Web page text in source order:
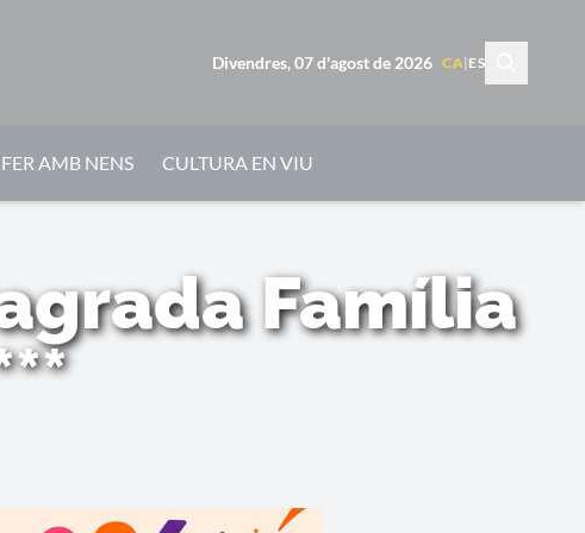
Divendres, 07 d'agost de 2026 CA| ES
AMB NENS CULTURA EN VIU
Família